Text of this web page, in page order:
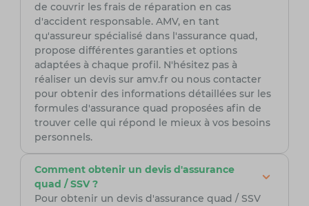
de couvrir les frais de réparation en cas
d'accident responsable. AMV, en tant
qu'assureur spécialisé dans l'assurance quad,
propose différentes garanties et options
adaptées à chaque profil. N'hésitez pas à
réaliser un devis sur amv.fr ou nous contacter
pour obtenir des informations détaillées sur les
formules d'assurance quad proposées afin de
trouver celle qui répond le mieux à vos besoins
personnels.
Comment obtenir un devis d'assurance
quad / SSV ?
Pour obtenir un devis d'assurance quad / SSV